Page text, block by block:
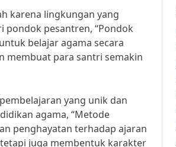
karena lingkungan yang
pondok pesantren, “Pondok
belajar agama secara
membuat para santri semakin
yang unik dan
agama, “Metode
penghayatan terhadap ajaran
juga membentuk karakter